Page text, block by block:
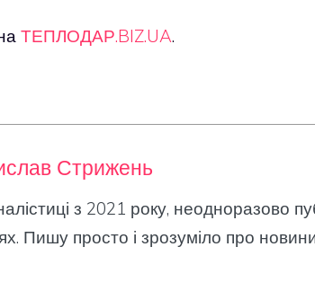
ТЕПЛОДАР.BIZ.UA.
Стрижень
з 2021 року, неодноразово
Пишу просто і зрозуміло про